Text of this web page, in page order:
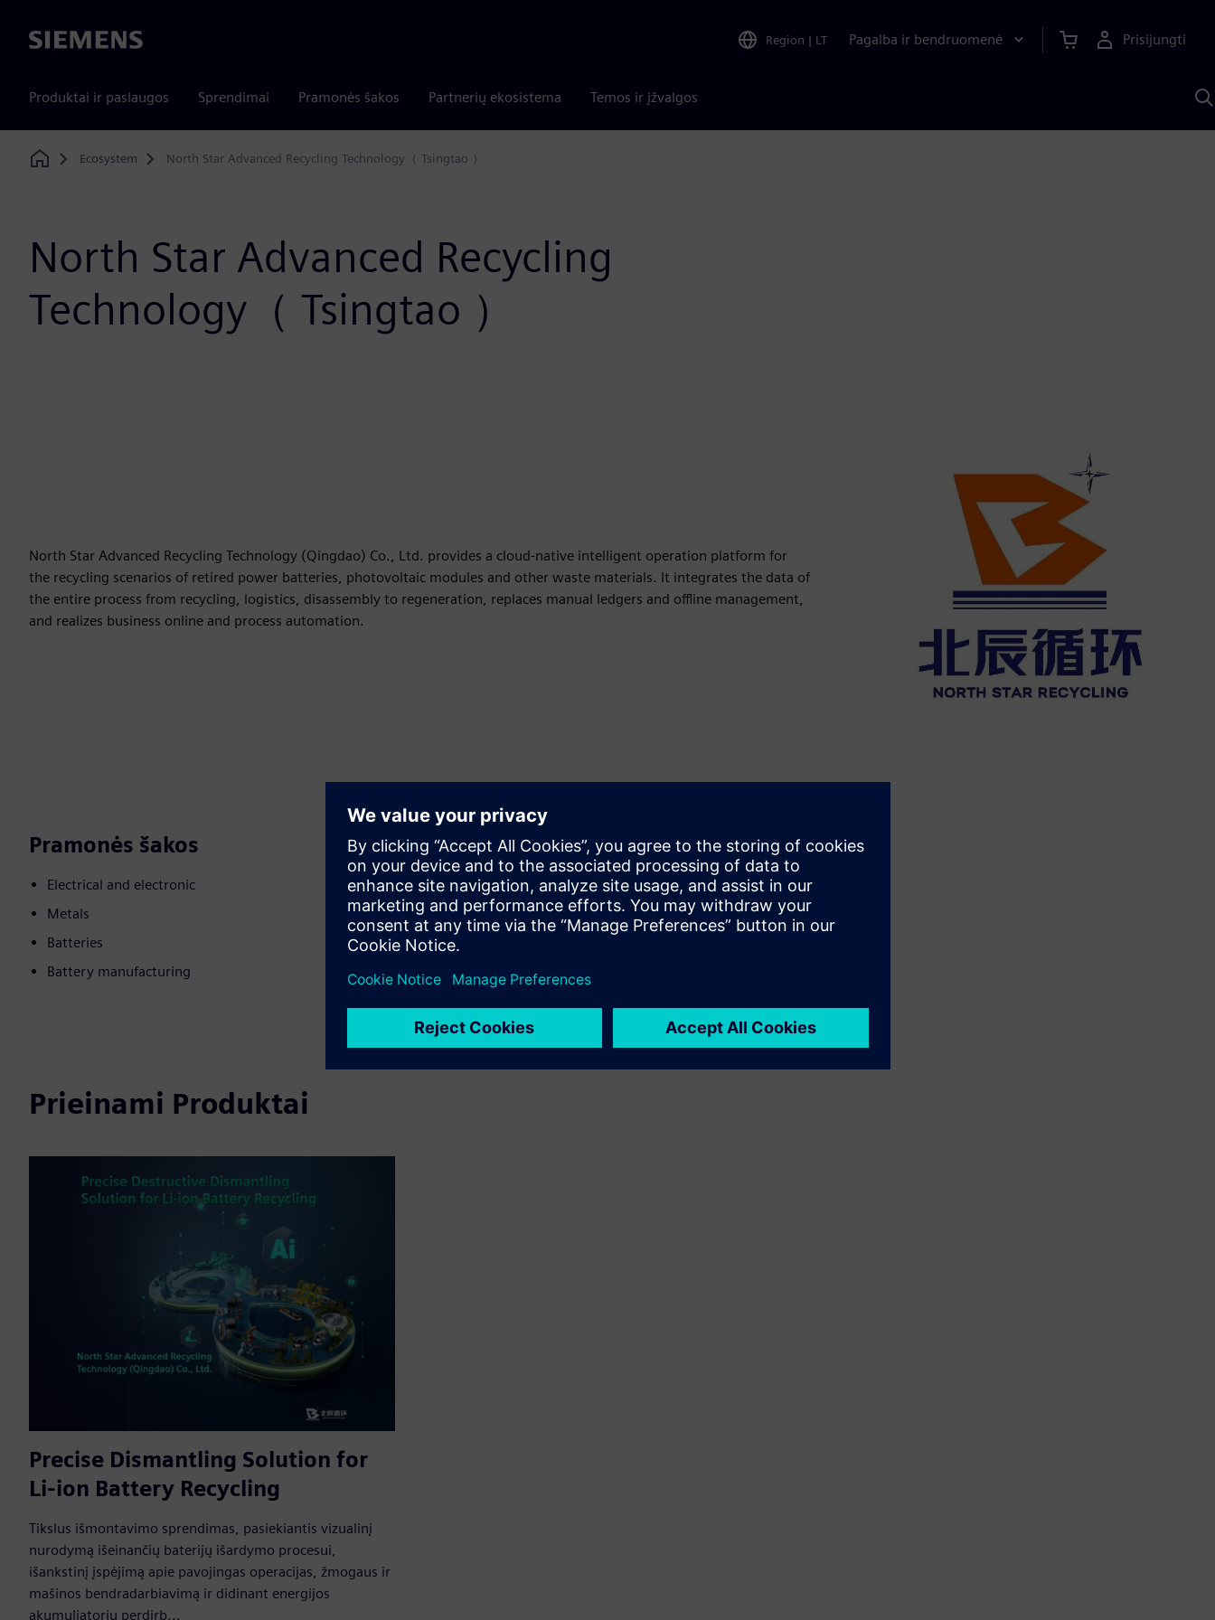
Siemens Region | LT Pagalba ir bendruomenė Prisijungti
Produktai ir paslaugos Sprendimai Pramonės šakos Partnerių ekosistema Temos ir įžvalgos
Home
Ecosystem North Star Advanced Recycling Technology（ Tsingtao ）
North Star Advanced Recycling
Technology（ Tsingtao ）
North Star Advanced Recycling Technology (Qingdao) Co., Ltd. provides a cloud-native intelligent operation platform for
the recycling scenarios of retired power batteries, photovoltaic modules and other waste materials. It integrates the data of
the entire process from recycling, logistics, disassembly to regeneration, replaces manual ledgers and offline management,
and realizes business online and process automation.
Pramonės šakos
Electrical and electronic
Metals
Batteries
Battery manufacturing
Judesys
Build
Išplečia arba tobulina Siemens Xcelerator produktą /
sprendimą, sukuriant naują produktą, arba sukuria naują
sprendimą klientui, integruodamas produktą su Siemens
Xcelerator produktu ir savo produktu
Prieinami Produktai
Precise Dismantling Solution for
Li-ion Battery Recycling
Tikslus išmontavimo sprendimas, pasiekiantis vizualinį
nurodymą išeinančių baterijų išardymo procesui,
išankstinį įspėjimą apie pavojingas operacijas, žmogaus ir
mašinos bendradarbiavimą ir didinant energijos
akumuliatorių perdirb...